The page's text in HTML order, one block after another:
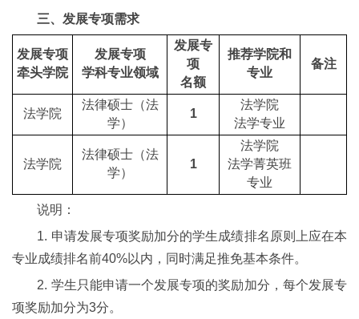
三、发展专项需求
发展专项
牵头学院
发展专项
学科专业领域
发展专
项
名额
推荐学院和
专业
备注
法学院
法律硕士（法
学）
1
法学院
法学专业
法学院
法律硕士（法
学）
1
法学院
法学菁英班
专业
说明：
1. 申请发展专项奖励加分的学生成绩排名原则上应在本
专业成绩排名前40%以内，同时满足推免基本条件。
2. 学生只能申请一个发展专项的奖励加分，每个发展专
项奖励加分为3分。